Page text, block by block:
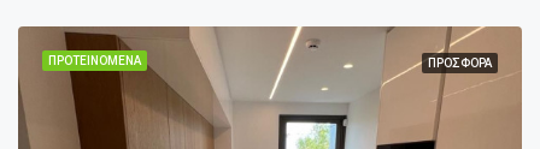
ΠΡΟΤΕΙΝΌΜΕΝΑ ΠΡΟΣΦΟΡΆ